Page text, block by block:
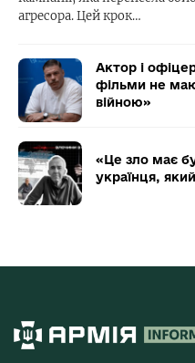
агресора. Цей крок…
Актор і
фільми не
війною»
«Це зло має
українця,